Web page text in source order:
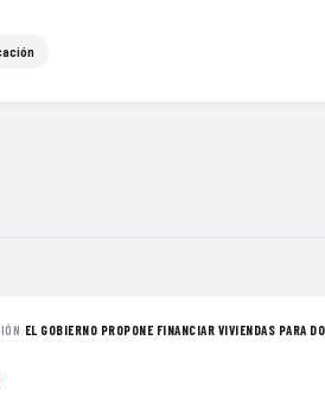
› EL GOBIERNO PROPONE FINANCIAR VIVIENDAS PARA